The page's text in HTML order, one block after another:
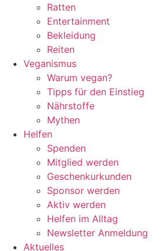
Ratten
Entertainment
Bekleidung
Reiten
Veganismus
Warum vegan?
Tipps für den Einstieg
Nährstoffe
Mythen
Helfen
Spenden
Mitglied werden
Geschenkurkunden
Sponsor werden
Aktiv werden
Helfen im Alltag
Newsletter Anmeldung
Aktuelles